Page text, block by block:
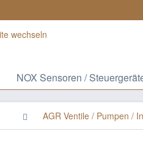
NOX Sensoren /
AGR Ventile / Pumpen /